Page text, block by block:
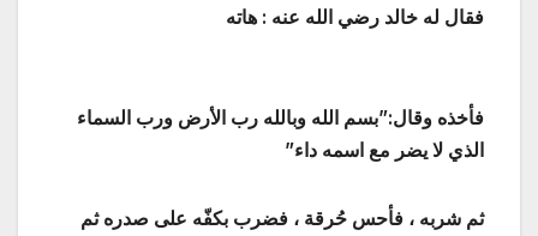
فقال له خالد رضي الله عنه : هاته
فأخذه وقال:”بسم الله وبالله رب الأرض ورب السماء
الذي لا يضر مع اسمه داء”
ثم شربه ، فأحس حُرقة ، فضرب بكفّه على صدره ثم